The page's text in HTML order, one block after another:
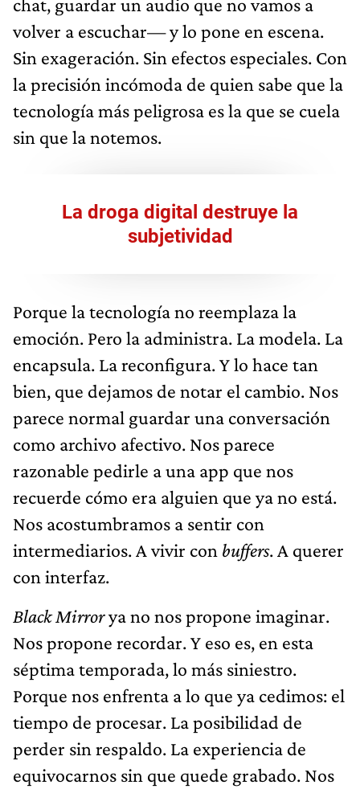
volver a escuchar— y lo pone en escena.
Sin exageración. Sin efectos especiales. Con
la precisión incómoda de quien sabe que la
tecnología más peligrosa es la que se cuela
sin que la notemos.
La droga digital destruye la
subjetividad
Porque la tecnología no reemplaza la
emoción. Pero la administra. La modela. La
encapsula. La reconfigura. Y lo hace tan
bien, que dejamos de notar el cambio. Nos
parece normal guardar una conversación
como archivo afectivo. Nos parece
razonable pedirle a una app que nos
recuerde cómo era alguien que ya no está.
Nos acostumbramos a sentir con
intermediarios. A vivir con buffers. A querer
con interfaz.
Black Mirrorya no nos propone imaginar.
Nos propone recordar. Y eso es, en esta
séptima temporada, lo más siniestro.
Porque nos enfrenta a lo que ya cedimos: el
tiempo de procesar. La posibilidad de
perder sin respaldo. La experiencia de
equivocarnos sin que quede grabado. Nos